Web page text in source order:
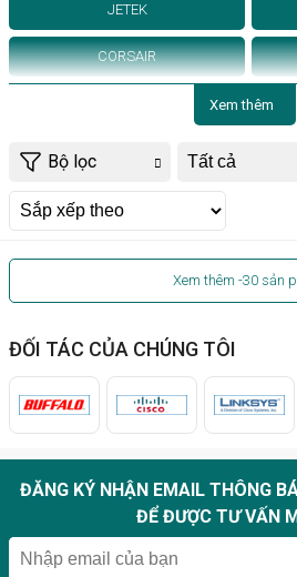
JETEK
CORSAIR
Xem thêm
Bộ lọc
Xem thêm -30sản
ĐỐI TÁC CỦA CHÚNG TÔI
ĐĂNG KÝ NHẬN EMAIL THÔNG
ĐỂ ĐƯỢC TƯ VẤN